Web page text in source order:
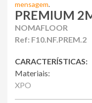
mensagem.
PREMIUM
NOMAFLOOR
Ref: F10.NF.PREM.2
CARACTERÍSTICAS:
Materiais:
XPO